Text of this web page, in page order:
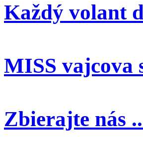
Každý volant
MISS vajcova
Zbierajte nás